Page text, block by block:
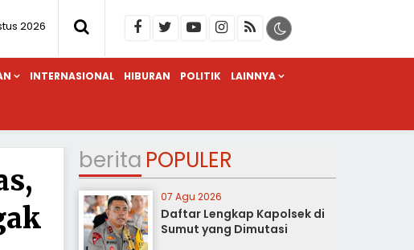
2026
INTERNASIONAL HIBURAN POLITIK LAINNYA
berita POPULER
07 Agu 2026
Daftar Lengkap Kapolsek di
Sumut yang Dimutasi